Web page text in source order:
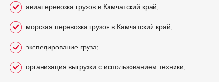
авиаперевозка грузов в Камчатский край;
морская перевозка грузов в Камчатский край;
экспедирование груза;
организация выгрузки с использованием техники;